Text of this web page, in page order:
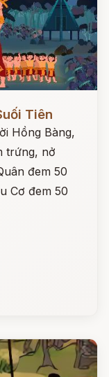
Tiên
Hồng Bàng,
trứng, nở
đem 50
Cơ đem 50